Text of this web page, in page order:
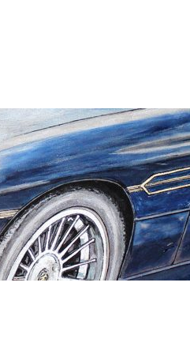
Enable Cookies
StartseiteSuchbegriffe